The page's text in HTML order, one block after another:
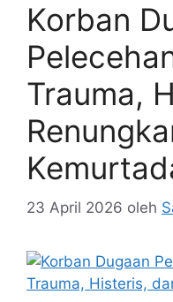
Korban
Trauma,
23 April 2026 oleh